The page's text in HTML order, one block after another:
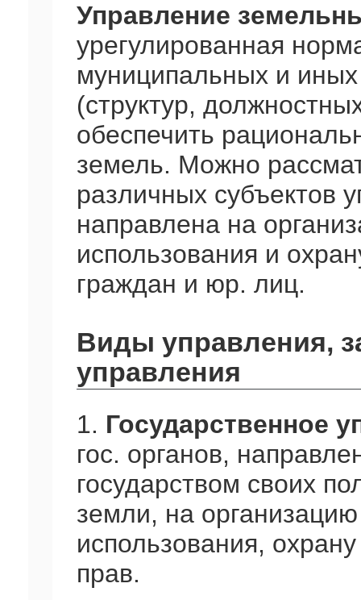
Управление
урегулированная
муниципальных и иных
(структур,
обеспечить
земель. Можно
различных субъектов
направлена на
использования и
граждан и юр. лиц.
Виды управления,
управления
1. Государственное
гос. органов,
государством своих
земли, на
использования,
прав.